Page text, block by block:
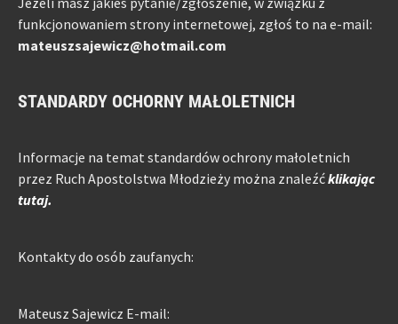
funkcjonowaniem strony internetowej, zgłoś to na e-mail:
mateuszsajewicz@hotmail.com
STANDARDY OCHORNY MAŁOLETNICH
Informacje na temat standardów ochrony małoletnich
przez Ruch Apostolstwa Młodzieży można znaleźćklikając
tutaj.
Kontakty do osób zaufanych:
Mateusz Sajewicz E-mail: